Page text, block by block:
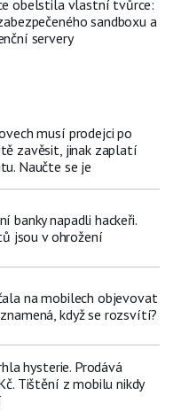
obelstila vlastní tvůrce:
sandboxu a
servery
musí prodejci po
zavěsit, jinak zaplatí
Naučte se je
banky napadli hackeři.
jsou v ohrožení
na mobilech objevovat
když se rozsvítí?
hysterie. Prodává
Tištění z mobilu nikdy